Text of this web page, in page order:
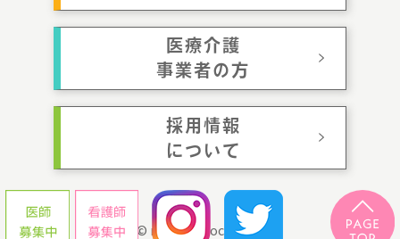
医療介護
事業者の方
採用情報
について
© momotaroclinic.jp